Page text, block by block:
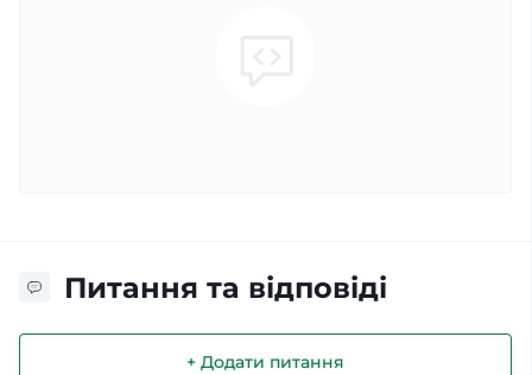
Питання та відповіді
+ Додати питання